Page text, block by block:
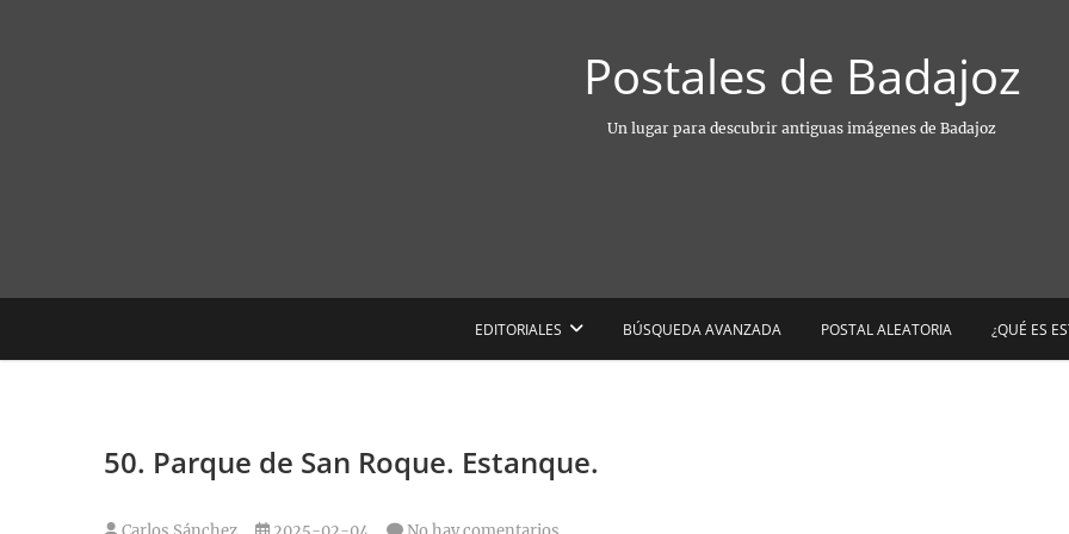
Postales de Badajoz
Un lugar para descubrir antiguas imágenes de Badajoz
EDITORIALES BÚSQUEDA AVANZADA POSTAL ALEATORIA ¿QUÉ ES
50. Parque de San Roque. Estanque.